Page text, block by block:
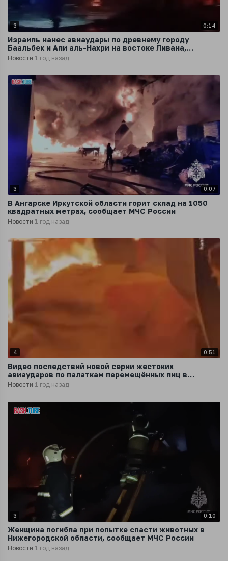
3 0:14
Израиль нанес авиаудары по древнему городу
Баальбек и Али аль-Нахри на востоке Ливана,
сообщает Al Jazeera
Новости 1 год назад
3 0:07
В Ангарске Иркутской области горит склад на 1050
квадратных метрах, сообщает МЧС России
Новости 1 год назад
4 0:51
Видео последствий новой серии жестоких
авиаударов по палаткам перемещённых лиц в
секторе Газа этой ночью
Новости 1 год назад
3 0:10
Женщина погибла при попытке спасти животных в
Нижегородской области, сообщает МЧС России
Новости 1 год назад